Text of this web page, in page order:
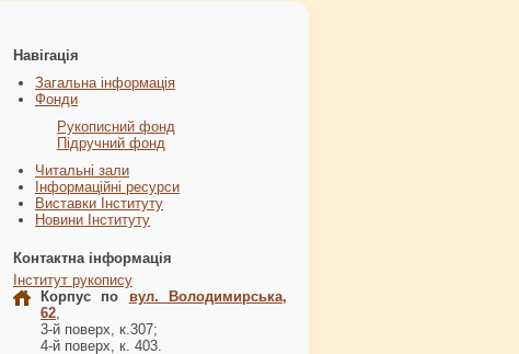
Навігація
Загальна інформація
Фонди
Рукописний фонд
Підручний фонд
Читальні зали
Інформаційні ресурси
Виставки Інституту
Новини Інституту
Контактна інформація
Інститут рукопису
Корпус по вул. Володимирська,
62,
3-й поверх, к.307;
4-й поверх, к. 403.